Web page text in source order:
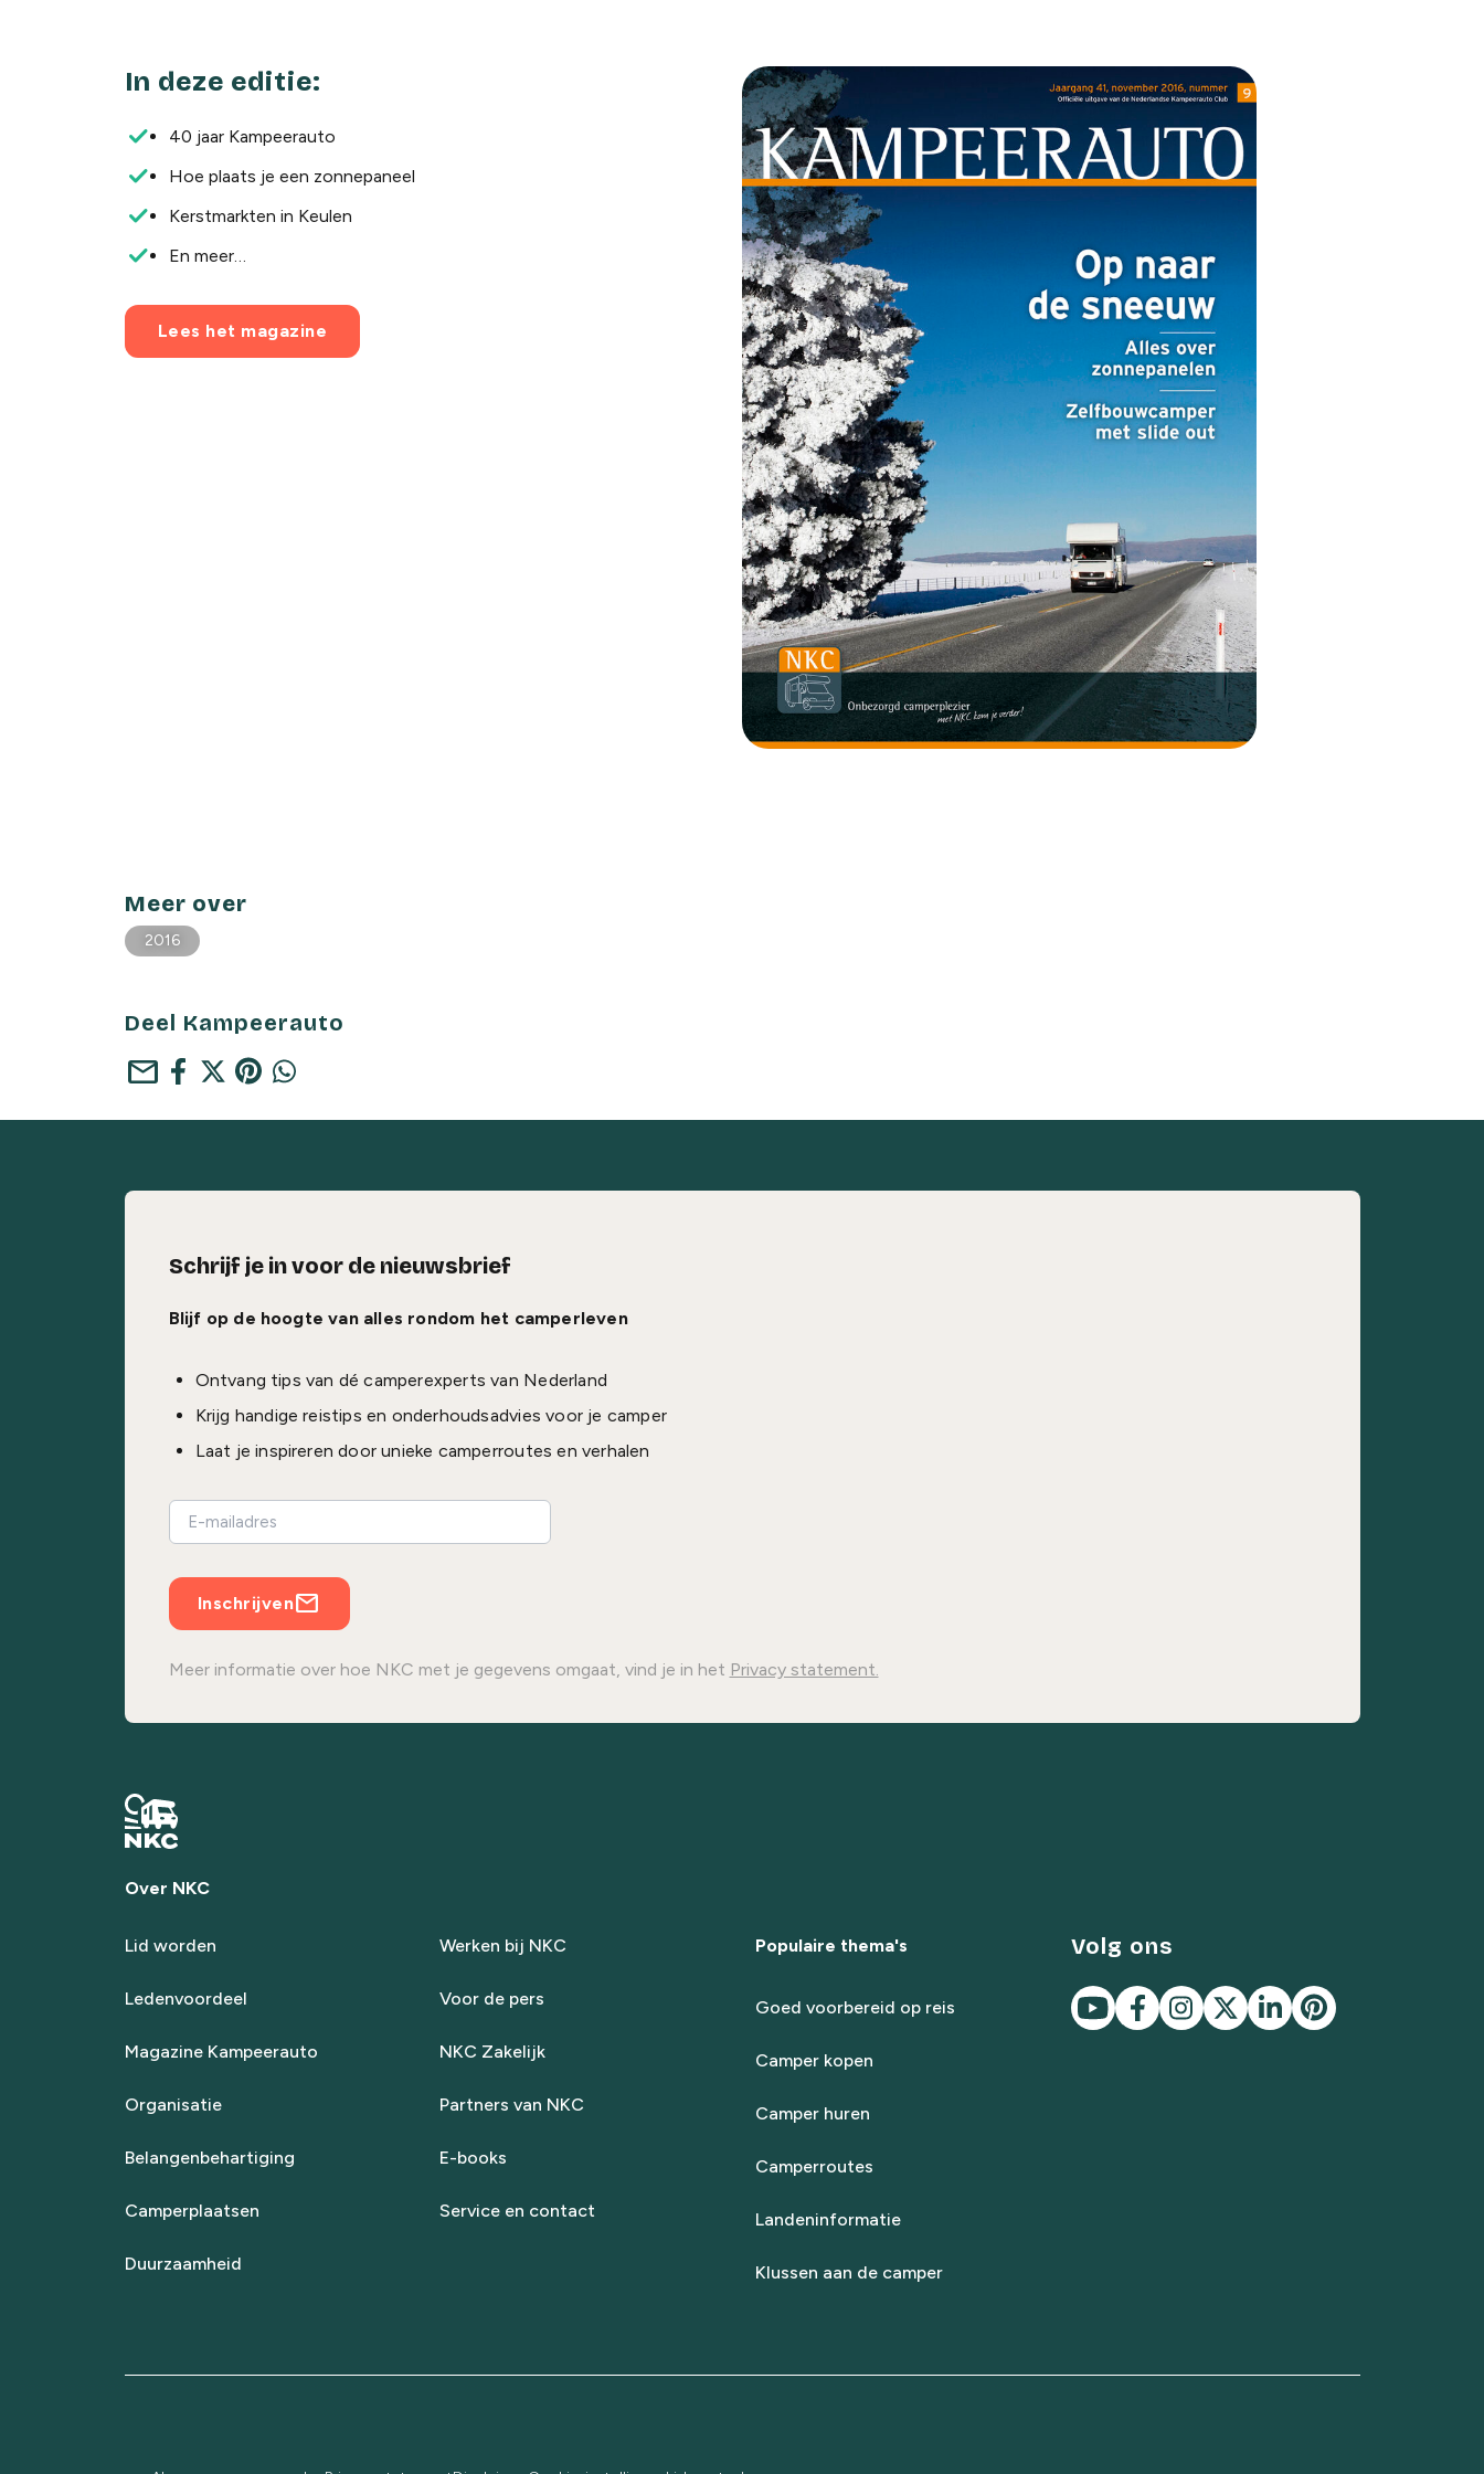
In deze editie:
40 jaar Kampeerauto
Hoe plaats je een zonnepaneel
Kerstmarkten in Keulen
En meer…
Lees het magazine
Meer over
2016
Deel Kampeerauto
mail
Schrijf je in voor de nieuwsbrief
Blijf op de hoogte van alles rondom het camperleven
Ontvang tips van dé camperexperts van Nederland
Krijg handige reistips en onderhoudsadvies voor je camper
Laat je inspireren door unieke camperroutes en verhalen
Inschrijven
Meer informatie over hoe NKC met je gegevens omgaat, vind je in het Privacy statement.
Over NKC
Lid worden
Ledenvoordeel
Magazine Kampeerauto
Organisatie
Belangenbehartiging
Camperplaatsen
Duurzaamheid
Werken bij NKC
Voor de pers
NKC Zakelijk
Partners van NKC
E-books
Service en contact
Populaire thema's
Goed voorbereid op reis
Camper kopen
Camper huren
Camperroutes
Landeninformatie
Klussen aan de camper
Volg ons